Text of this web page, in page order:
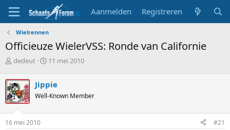
Aanmelden Registreren
Wielrennen
Officieuze WielerVSS: Ronde van Californie
T
p
i
c
s
t
a
dedeut
S
r
t
a
11 mei 2010
Jippie
Well-Known Member
16 mei 2010 #21